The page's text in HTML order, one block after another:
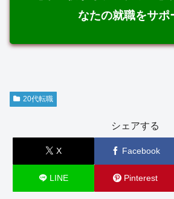
なたの就職をサポ
20代転職
シェアする
X Facebook
LINE Pinterest